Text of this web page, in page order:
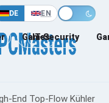
DE EN
Games
IT-Security
End Top-Flow Kühler